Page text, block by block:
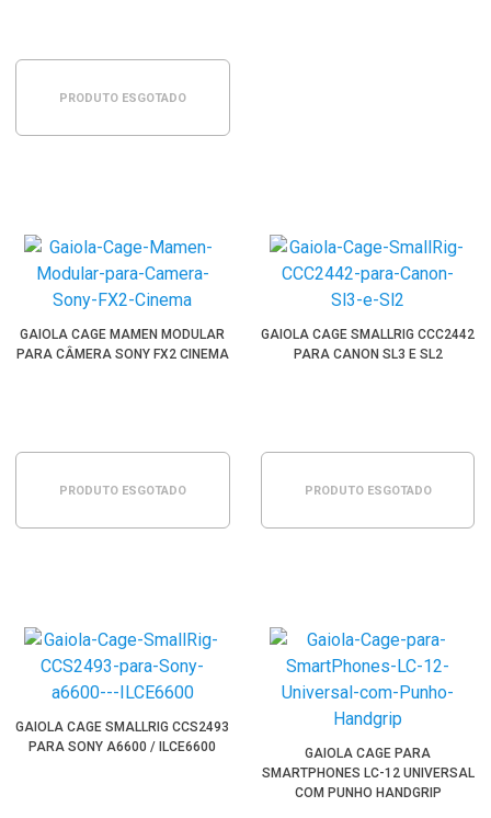
PRODUTO ESGOTADO
GAIOLA CAGE MAMEN MODULAR
PARA CÂMERA SONY FX2 CINEMA
PRODUTO ESGOTADO
GAIOLA CAGE SMALLRIG CCC2442
PARA CANON SL3 E SL2
PRODUTO ESGOTADO
GAIOLA CAGE SMALLRIG CCS2493
PARA SONY A6600 / ILCE6600
GAIOLA CAGE PARA
SMARTPHONES LC-12 UNIVERSAL
COM PUNHO HANDGRIP